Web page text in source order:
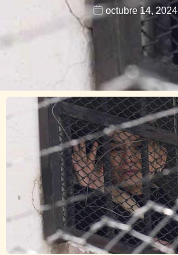
octubre 14, 2024